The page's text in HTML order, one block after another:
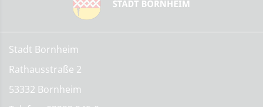
Stadt Bornheim
Rathausstraße 2
53332 Bornheim